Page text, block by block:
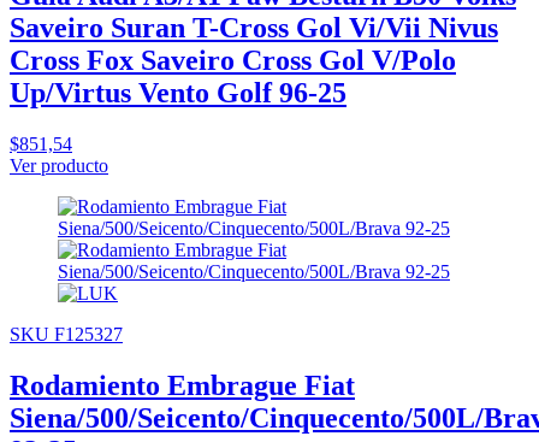
Saveiro Suran T-Cross Gol Vi/Vii Nivus
Cross Fox Saveiro Cross Gol V/Polo
Up/Virtus Vento Golf 96-25
$851,54
Ver producto
SKU F125327
Rodamiento Embrague Fiat
Siena/500/Seicento/Cinquecento/500L/